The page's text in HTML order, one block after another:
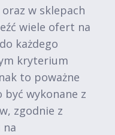
w sklepach
wiele ofert na
każdego
kryterium
to poważne
wykonane z
zgodnie z